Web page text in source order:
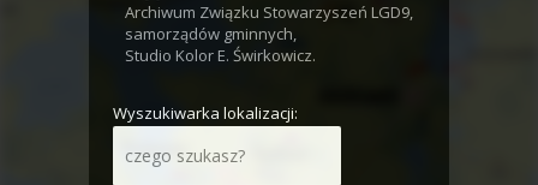
Archiwum Związku Stowarzyszeń LGD9,
samorządów gminnych,
Studio Kolor E. Świrkowicz.
Wyszukiwarka lokalizacji: